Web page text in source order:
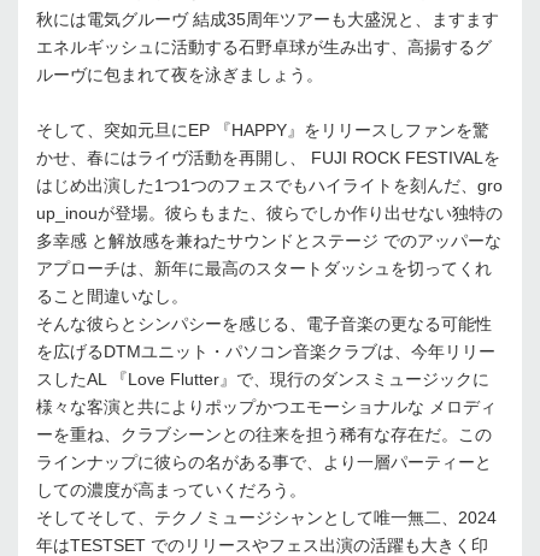
秋には電気グルーヴ 結成35周年ツアーも大盛況と、ますます
エネルギッシュに活動する石野卓球が生み出す、高揚するグ
ルーヴに包まれて夜を泳ぎましょう。
そして、突如元旦にEP 『HAPPY』をリリースしファンを驚
かせ、春にはライヴ活動を再開し、 FUJI ROCK FESTIVALを
はじめ出演した1つ1つのフェスでもハイライトを刻んだ、gro
up_inouが登場。彼らもまた、彼らでしか作り出せない独特の
多幸感 と解放感を兼ねたサウンドとステージ でのアッパーな
アプローチは、新年に最高のスタートダッシュを切ってくれ
ること間違いなし。
そんな彼らとシンパシーを感じる、電子音楽の更なる可能性
を広げるDTMユニット・パソコン音楽クラブは、今年リリー
スしたAL 『Love Flutter』で、現行のダンスミュージックに
様々な客演と共によりポップかつエモーショナルな メロディ
ーを重ね、クラブシーンとの往来を担う稀有な存在だ。この
ラインナップに彼らの名がある事で、より一層パーティーと
しての濃度が高まっていくだろう。
そしてそして、テクノミュージシャンとして唯一無二、2024
年はTESTSET でのリリースやフェス出演の活躍も大きく印